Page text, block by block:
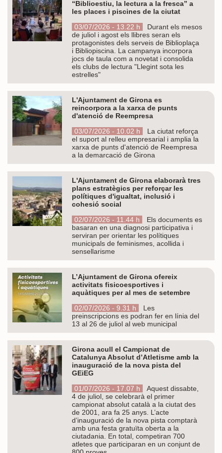
“Biblioestiu, la lectura a la fresca” a
les places i piscines de la ciutat
03/07/2026 - 13.22 h
Durant els mesos
de juliol i agost els llibres seran els
protagonistes dels serveis de Biblioplaça
i Bibliopiscina. La campanya incorpora
jocs de taula com a novetat i consolida
els clubs de lectura "Llegint sota les
estrelles"
L'Ajuntament de Girona es
reincorpora a la xarxa de punts
d'atenció de Reempresa
03/07/2026 - 10.02 h
La ciutat reforça
el suport al relleu empresarial i amplia la
xarxa de punts d'atenció de Reempresa
a la demarcació de Girona
L'Ajuntament de Girona elaborarà tres
plans estratègics per reforçar les
polítiques d'igualtat, inclusió i
cohesió social
02/07/2026 - 11.44 h
Els documents es
basaran en una diagnosi participativa i
serviran per orientar les polítiques
municipals de feminismes, acollida i
sensellarisme
L’Ajuntament de Girona ofereix
activitats fisicoesportives i
aquàtiques per al mes de setembre
02/07/2026 - 9.31 h
Les
preinscripcions es podran fer en línia del
13 al 26 de juliol al web municipal
Girona acull el Campionat de
Catalunya Absolut d’Atletisme amb la
inauguració de la nova pista del
GEiEG
01/07/2026 - 17.07 h
Aquest dissabte,
4 de juliol, se celebrarà el primer
campionat absolut català a la ciutat des
de 2001, ara fa 25 anys. L’acte
d’inauguració de la nova pista comptarà
amb una festa gratuïta oberta a la
ciutadania. En total, competiran 700
atletes que participaran en un conjunt de